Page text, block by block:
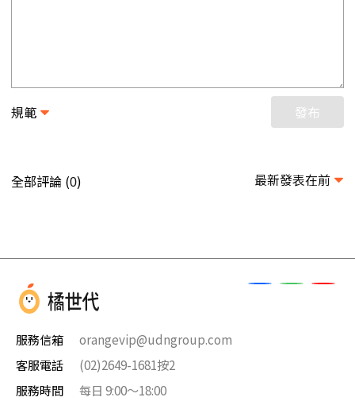
規範 發布
全部評論 (0) 最新發表在前
服務信箱
orangevip@udngroup.com
客服電話
(02)2649-1681按2
服務時間
每日 9:00～18:00